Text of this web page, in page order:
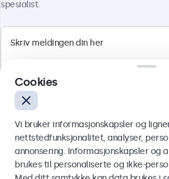
Norsk
spesialist.
Send
Cookies
Vi bruker informasjonskapsler og
nettstedfunksjonalitet, analyser,
annonsering. Informasjonskapsler og
brukes til personaliserte og ikke-